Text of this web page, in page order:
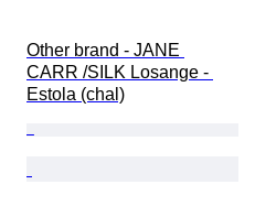
Other brand - JANE
CARR /SILK Losange -
Estola (chal)